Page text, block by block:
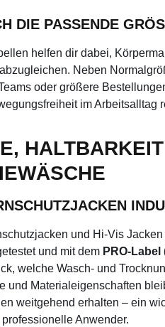
DIE PASSENDE
helfen dir dabei,
Neben
oder größere
im Arbeitsalltag
und Hi-Vis
und mit dem PRO-Label
welche Wasch- und
und Materialeigenschaften
weitgehend erhalten – ein
Anwender.